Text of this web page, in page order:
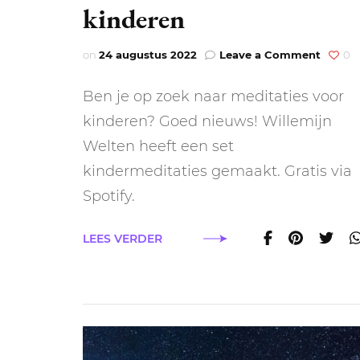
kinderen
on 24 augustus 2022 Leave a Commenton
voor
0
Ben je op zoek naar meditaties voor
kinderen? Goed nieuws! Willemijn
Welten heeft een set
kindermeditaties gemaakt. Gratis via
Spotify.
LEES VERDER